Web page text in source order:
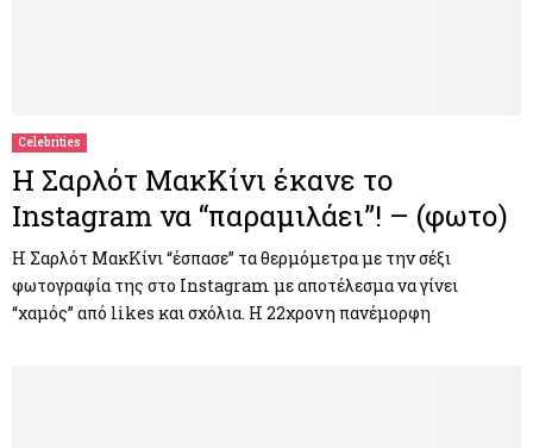
Celebrities
Η Σαρλότ ΜακΚίνι έκανε το
Instagram να “παραμιλάει”! – (φωτο)
H Σαρλότ ΜακΚίνι “έσπασε” τα θερμόμετρα με την σέξι
φωτογραφία της στο Instagram με αποτέλεσμα να γίνει
“χαμός” από likes και σχόλια. H 22χρονη πανέμορφη